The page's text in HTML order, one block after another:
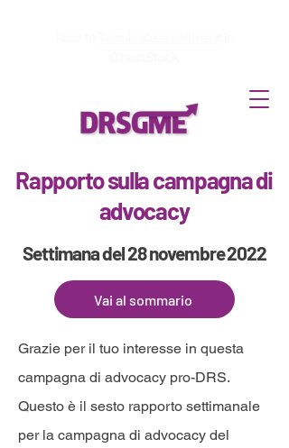
Rapporto sulla campagna di
advocacy
Settimana del 28 novembre 2022
Vai al sommario
Grazie per il tuo interesse in questa
campagna di advocacy pro-DRS.
Questo è il sesto rapporto settimanale
per la campagna di advocacy del